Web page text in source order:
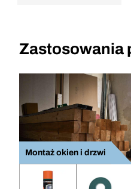
Zastosowania
Montaż okien i drzwi